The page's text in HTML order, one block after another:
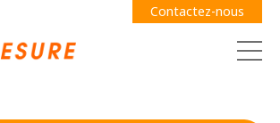
Contactez-nous